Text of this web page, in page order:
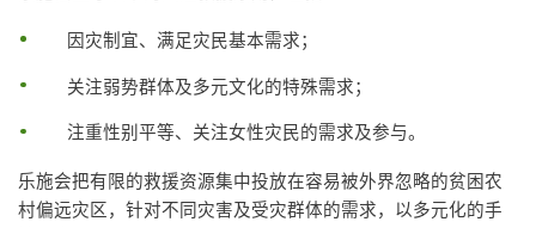
因灾制宜、满足灾民基本需求；
关注弱势群体及多元文化的特殊需求；
注重性别平等、关注女性灾民的需求及参与。
乐施会把有限的救援资源集中投放在容易被外界忽略的贫困农
村偏远灾区，针对不同灾害及受灾群体的需求，以多元化的手